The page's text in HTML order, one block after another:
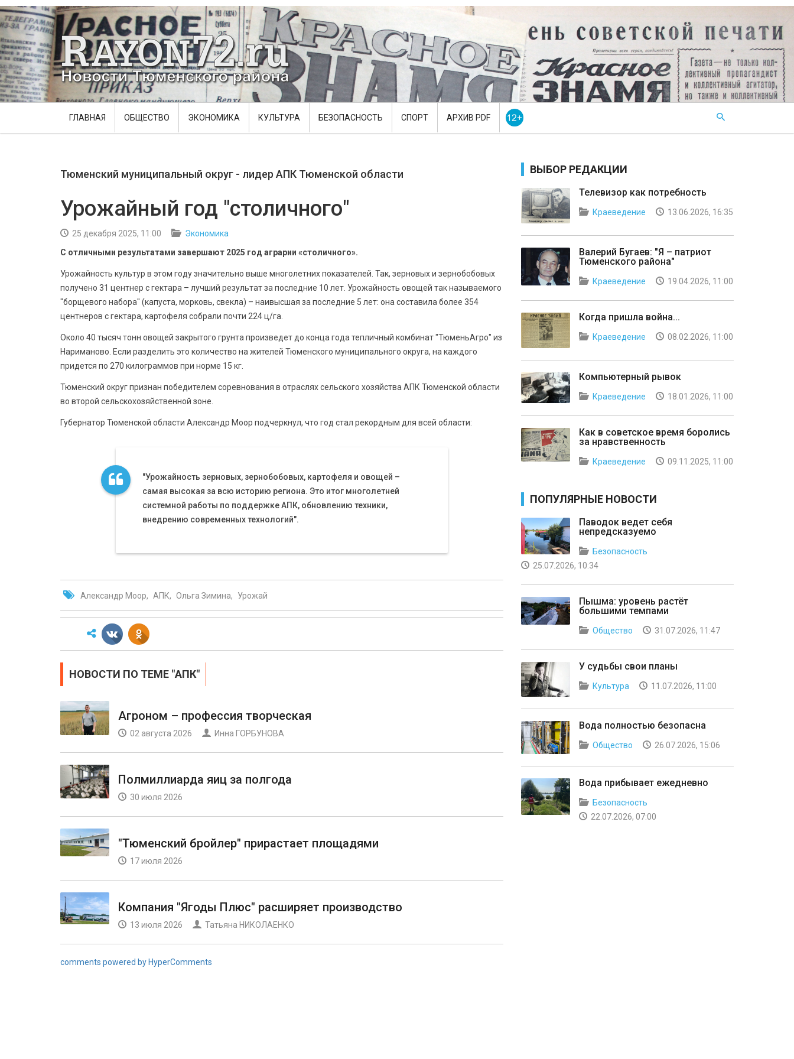
ГЛАВНАЯ ОБЩЕСТВО ЭКОНОМИКА КУЛЬТУРА БЕЗОПАСНОСТЬ СПОРТ АРХИВ PDF
Тюменский муниципальный округ - лидер АПК Тюменской области
Урожайный год "столичного"
25 декабря 2025, 11:00
Экономика
С отличными результатами завершают 2025 год аграрии «столичного».
Урожайность культур в этом году значительно выше многолетних показателей. Так, зерновых и зернобобовых
получено 31 центнер с гектара – лучший результат за последние 10 лет. Урожайность овощей так называемого
"борщевого набора" (капуста, морковь, свекла) – наивысшая за последние 5 лет: она составила более 354
центнеров с гектара, картофеля собрали почти 224 ц/га.
Около 40 тысяч тонн овощей закрытого грунта произведет до конца года тепличный комбинат "ТюменьАгро" из
Нариманово. Если разделить это количество на жителей Тюменского муниципального округа, на каждого
придется по 270 килограммов при норме 15 кг.
Тюменский округ признан победителем соревнования в отраслях сельского хозяйства АПК Тюменской области
во второй сельскохозяйственной зоне.
Губернатор Тюменской области Александр Моор подчеркнул, что год стал рекордным для всей области:
"Урожайность зерновых, зернобобовых, картофеля и овощей –
самая высокая за всю историю региона. Это итог многолетней
системной работы по поддержке АПК, обновлению техники,
внедрению современных технологий".
Александр Моор АПК Ольга Зимина Урожай
НОВОСТИ ПО ТЕМЕ "АПК"
Агроном – профессия творческая
02 августа 2026 Инна ГОРБУНОВА
Полмиллиарда яиц за полгода
30 июля 2026
"Тюменский бройлер" прирастает площадями
17 июля 2026
Компания "Ягоды Плюс" расширяет производство
13 июля 2026 Татьяна НИКОЛАЕНКО
comments powered by HyperComments
ВЫБОР РЕДАКЦИИ
Телевизор как потребность
Краеведение 13.06.2026, 16:35
Валерий Бугаев: "Я – патриот
Тюменского района"
Краеведение 19.04.2026, 11:00
Когда пришла война...
Краеведение 08.02.2026, 11:00
Компьютерный рывок
Краеведение 18.01.2026, 11:00
Как в советское время боролись
за нравственность
Краеведение 09.11.2025, 11:00
ПОПУЛЯРНЫЕ НОВОСТИ
Паводок ведет себя
непредсказуемо
Безопасность
25.07.2026, 10:34
Пышма: уровень растёт
большими темпами
Общество 31.07.2026, 11:47
У судьбы свои планы
Культура 11.07.2026, 11:00
Вода полностью безопасна
Общество 26.07.2026, 15:06
Вода прибывает ежедневно
Безопасность
22.07.2026, 07:00